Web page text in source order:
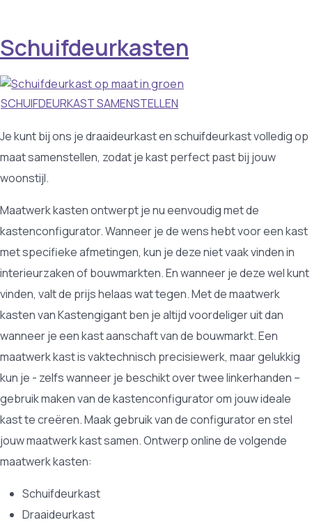
Schuifdeurkasten
SCHUIFDEURKAST SAMENSTELLEN
Je kunt bij ons je draaideurkast en schuifdeurkast volledig op
maat samenstellen, zodat je kast perfect past bij jouw
woonstijl.
Maatwerk kasten ontwerpt je nu eenvoudig met de
kastenconfigurator. Wanneer je de wens hebt voor een kast
met specifieke afmetingen, kun je deze niet vaak vinden in
interieurzaken of bouwmarkten. En wanneer je deze wel kunt
vinden, valt de prijs helaas wat tegen. Met de maatwerk
kasten van Kastengigant ben je altijd voordeliger uit dan
wanneer je een kast aanschaft van de bouwmarkt. Een
maatwerk kast is vaktechnisch precisiewerk, maar gelukkig
kun je - zelfs wanneer je beschikt over twee linkerhanden –
gebruik maken van de kastenconfigurator om jouw ideale
kast te creëren. Maak gebruik van de configurator en stel
jouw maatwerk kast samen. Ontwerp online de volgende
maatwerk kasten:
Schuifdeurkast
Draaideurkast